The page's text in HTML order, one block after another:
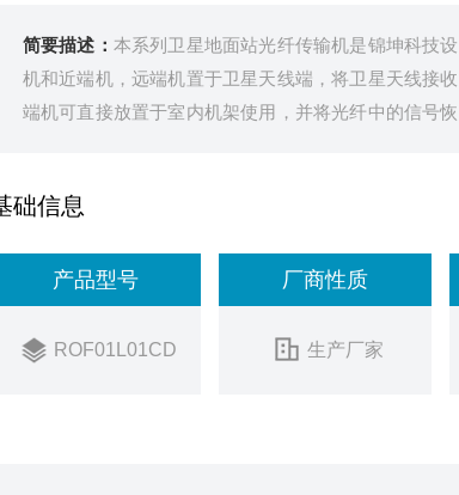
简要描述： 本系列卫星地面站光纤传输机是锦坤科技
机和近端机，远端机置于卫星天线端，将卫星天线接
端机可直接放置于室内机架使用，并将光纤中的信号
础信息
产品型号
ROF01L01CD
厂商性质
生产厂家